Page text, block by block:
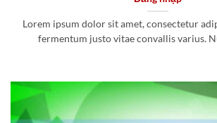
Lorem ipsum dolor sit amet, consectetur
fermentum justo vitae convallis varius.